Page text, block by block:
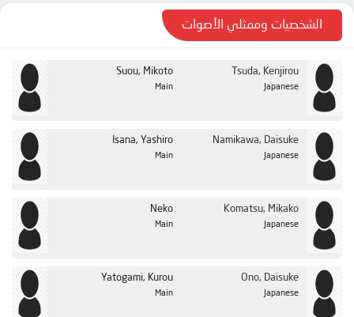
الشخصيات وممثلي الأصوات
Suou, Mikoto
Main
Tsuda, Kenjirou
Japanese
Isana, Yashiro
Main
Namikawa, Daisuke
Japanese
Neko
Main
Komatsu, Mikako
Japanese
Yatogami, Kurou
Main
Ono, Daisuke
Japanese